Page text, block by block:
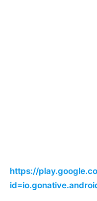
https://